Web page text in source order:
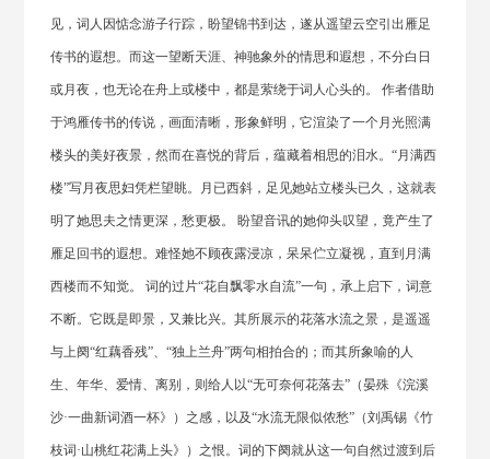
见，词人因惦念游子行踪，盼望锦书到达，遂从遥望云空引出雁足
传书的遐想。而这一望断天涯、神驰象外的情思和遐想，不分白日
或月夜，也无论在舟上或楼中，都是萦绕于词人心头的。 作者借助
于鸿雁传书的传说，画面清晰，形象鲜明，它渲染了一个月光照满
楼头的美好夜景，然而在喜悦的背后，蕴藏着相思的泪水。“月满西
楼”写月夜思妇凭栏望眺。月已西斜，足见她站立楼头已久，这就表
明了她思夫之情更深，愁更极。 盼望音讯的她仰头叹望，竟产生了
雁足回书的遐想。难怪她不顾夜露浸凉，呆呆伫立凝视，直到月满
西楼而不知觉。 词的过片“花自飘零水自流”一句，承上启下，词意
不断。它既是即景，又兼比兴。其所展示的花落水流之景，是遥遥
与上阕“红藕香残”、“独上兰舟”两句相拍合的；而其所象喻的人
生、年华、爱情、离别，则给人以“无可奈何花落去”（晏殊《浣溪
沙·一曲新词酒一杯》）之感，以及“水流无限似侬愁”（刘禹锡《竹
枝词·山桃红花满上头》）之恨。词的下阕就从这一句自然过渡到后